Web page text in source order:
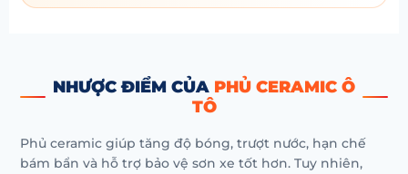
NHƯỢC ĐIỂM CỦA PHỦ CERAMIC Ô
TÔ
Phủ ceramic giúp tăng độ bóng, trượt nước, hạn chế
bám bẩn và hỗ trợ bảo vệ sơn xe tốt hơn. Tuy nhiên,